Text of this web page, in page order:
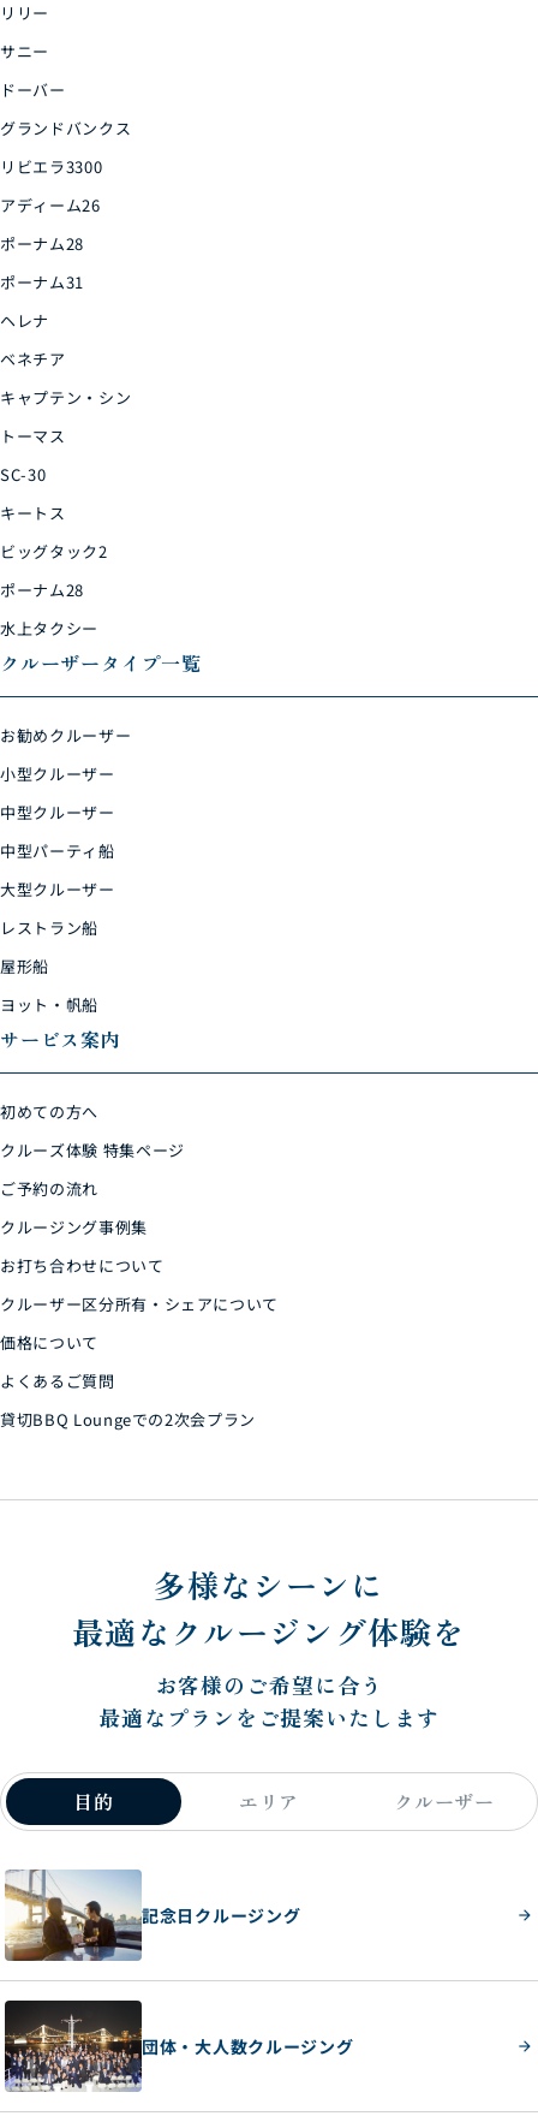
リリー
サニー
ドーバー
グランドバンクス
リビエラ3300
アディーム26
ポーナム28
ポーナム31
ヘレナ
ベネチア
キャプテン・シン
トーマス
SC-30
キートス
ビッグタック2
ポーナム28
水上タクシー
クルーザータイプ一覧
お勧めクルーザー
小型クルーザー
中型クルーザー
中型パーティ船
大型クルーザー
レストラン船
屋形船
ヨット・帆船
サービス案内
初めての方へ
クルーズ体験 特集ページ
ご予約の流れ
クルージング事例集
お打ち合わせについて
クルーザー区分所有・シェアについて
価格について
よくあるご質問
貸切BBQ Loungeでの2次会プラン
多様なシーンに
最適なクルージング体験を
お客様のご希望に合う
最適なプランをご提案いたします
目的 エリア クルーザー
記念日クルージング
団体・大人数クルージング